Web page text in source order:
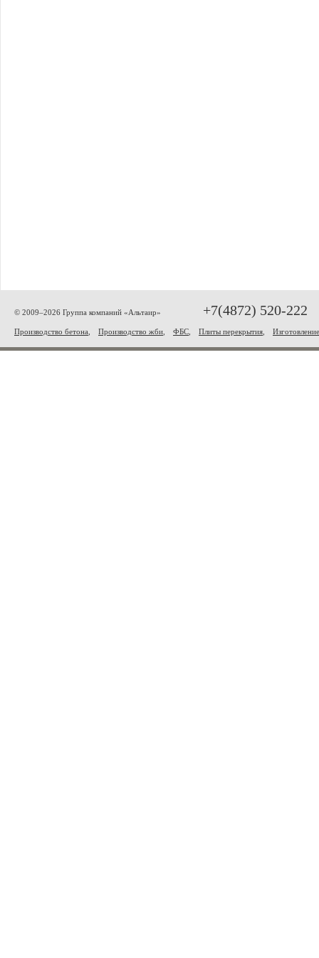
© 2009–2026 Группа компаний «Альтаир»
Производство бетона Производство жби ФБС Плиты перекрытия
+7(4872) 520-222